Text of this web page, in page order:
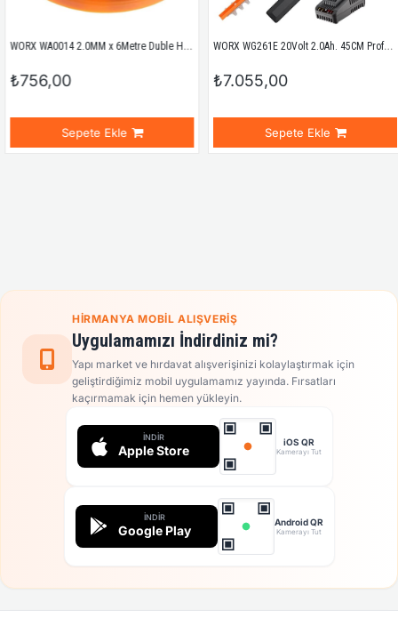
WORX WA0014 2.0MM x 6Metre Duble Helix Spiral Burgulu Yedek Misina WORX WG261E 20Volt 2.0Ah. 45CM Profesyonel Çit Budama
Sepete Ekle
₺9.811,00
Sepete
HIRMANYA MOBIL ALIŞVERIŞ
Uygulamamızı İndirdiniz mi?
Yapı market ve hırdavat alışverişinizi kolaylaştırmak için
geliştirdiğimiz mobil uygulamamız yayında. Fırsatları
kaçırmamak için hemen yükleyin.
İNDIR
Apple Store
iOS QR
Kamerayı Tut
İNDIR
Google Play
Android QR
Kamerayı Tut